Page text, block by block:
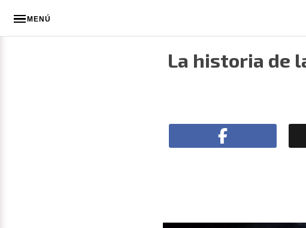
MENÚ
La historia de